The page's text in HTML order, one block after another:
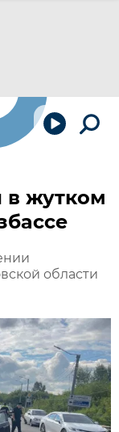
в жутком
области